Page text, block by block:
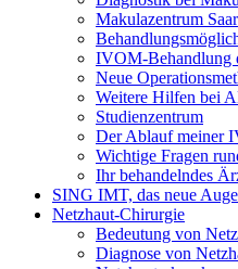
Makulazentrum Saar
IVOM-Behandlung
Neue
Weitere Hilfen bei
Studienzentrum
Der Ablauf meiner
Wichtige Fragen
Ihr behandelndes
SING IMT, das neue
Netzhaut-Chirurgie
Bedeutung von
Diagnose von